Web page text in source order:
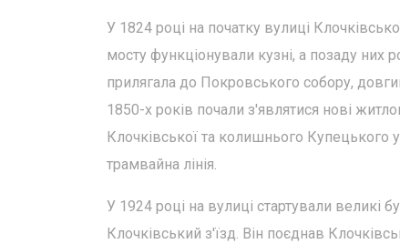
У 1824 році на початку вулиці
мосту функціонували кузні, а позаду них
прилягала до Покровського собору,
1850-х років почали з'являтися нові
Клочківської та колишнього Купецького
трамвайна лінія.
У 1924 році на вулиці стартували великі
Клочківський з'їзд. Він поєднав